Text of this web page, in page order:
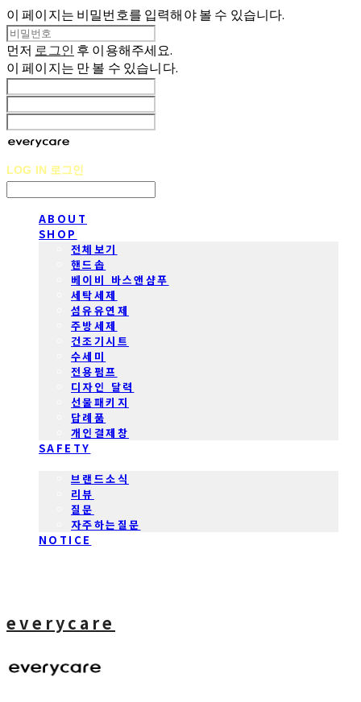
이 페이지는 비밀번호를 입력해야 볼 수 있습니다.
먼저 로그인 후 이용해주세요.
이 페이지는 만 볼 수 있습니다.
LOG IN 로그인
ABOUT
SHOP
전체보기
핸드솝
베이비 바스앤샴푸
세탁세제
섬유유연제
주방세제
건조기시트
수세미
전용펌프
디자인 달력
선물패키지
답례품
개인결제창
SAFETY
브랜드소식
리뷰
질문
자주하는질문
NOTICE
everycare